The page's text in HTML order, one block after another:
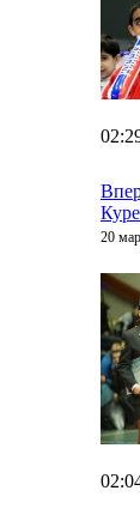
20